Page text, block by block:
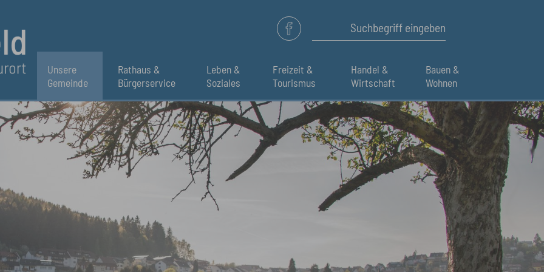
Unsere
Gemeinde
Rathaus &
Bürgerservice
Leben &
Soziales
Freizeit &
Tourismus
Handel &
Wirtschaft
Bauen &
Wohnen